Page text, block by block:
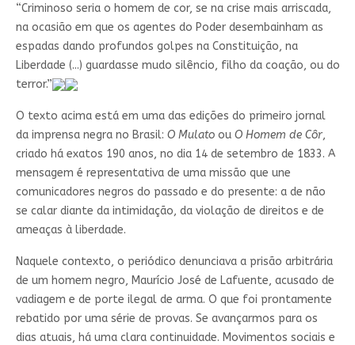
“Criminoso seria o homem de cor, se na crise mais arriscada,
na ocasião em que os agentes do Poder desembainham as
espadas dando profundos golpes na Constituição, na
Liberdade (...) guardasse mudo silêncio, filho da coação, ou do
terror.”
O texto acima está em uma das edições do primeiro jornal
da imprensa negra no Brasil: O Mulato ouO Homem de Côr,
criado há exatos 190 anos, no dia 14 de setembro de 1833. A
mensagem é representativa de uma missão que une
comunicadores negros do passado e do presente: a de não
se calar diante da intimidação, da violação de direitos e de
ameaças à liberdade.
Naquele contexto, o periódico denunciava a prisão arbitrária
de um homem negro, Maurício José de Lafuente, acusado de
vadiagem e de porte ilegal de arma. O que foi prontamente
rebatido por uma série de provas. Se avançarmos para os
dias atuais, há uma clara continuidade. Movimentos sociais e